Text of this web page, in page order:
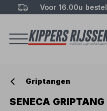
Voor 16.00u
Griptangen
SENECA